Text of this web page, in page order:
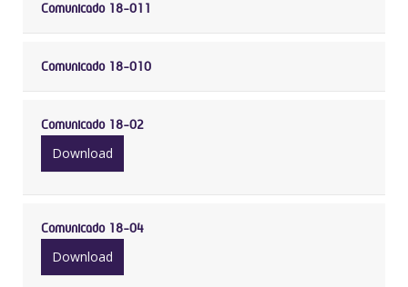
Comunicado 18-011
Comunicado 18-010
Comunicado 18-02
Download
Comunicado 18-04
Download